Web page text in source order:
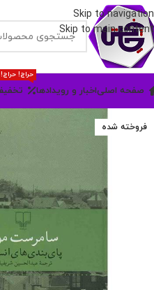
Skip to navigation
Skip to main content
صفحه اصلیاخبار و رویدادها
حراج! حراج!
فروخته شده